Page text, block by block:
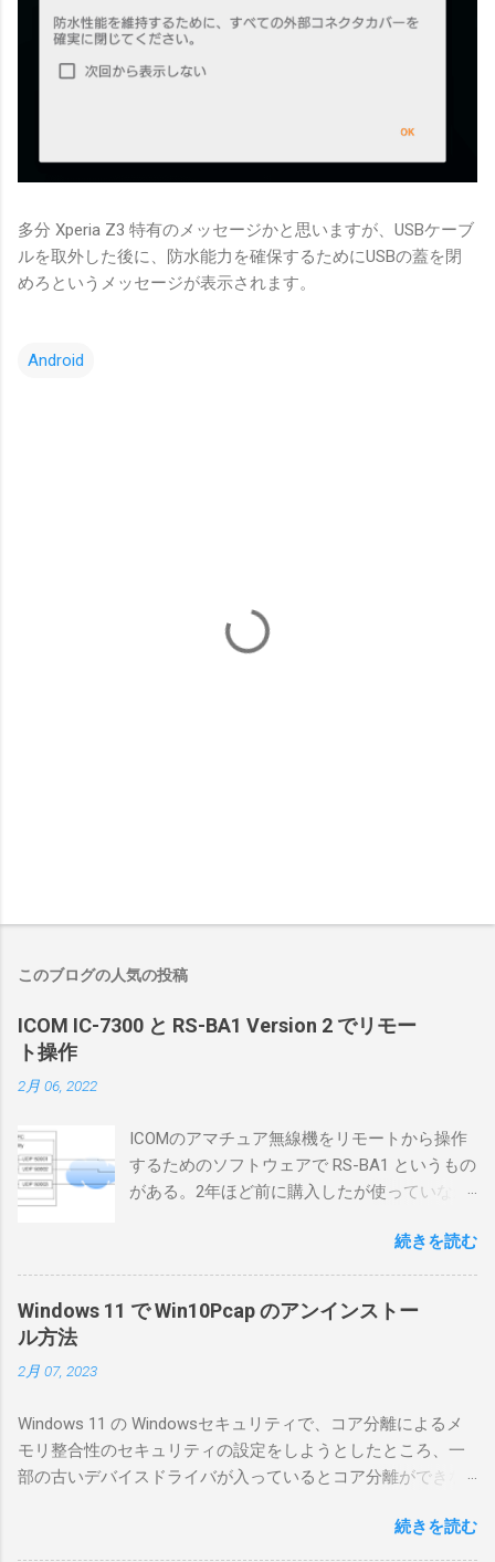
多分 Xperia Z3 特有のメッセージかと思いますが、USBケーブ
ルを取外した後に、防水能力を確保するためにUSBの蓋を閉
めろというメッセージが表示されます。
Android
このブログの人気の投稿
ICOM IC-7300 と RS-BA1 Version 2 でリモー
ト操作
2月 06, 2022
ICOMのアマチュア無線機をリモートから操作
するためのソフトウェアで RS-BA1 というもの
がある。2年ほど前に購入したが使っていなか
としているので、リモートから操作できる無
線局構築のために、真面目に使ってみること
にした。 市販のソフトウェアだから簡単に動
くだろうと思ったのだが、ちっともそんなに
合は、下記のこれらものが必要である ICOMの
無線機。 今回は私が持っているIC-7300を使
う。 無線機側(サーバ側) のWindows PC。 今
を入れて使っている。 TPMとか入っているの
続きを読む
Windows 11 で Win10Pcap のアンインストー
ル方法
2月 07, 2023
Windows 11 の Windowsセキュリティで、コア分離によるメ
モリ整合性のセキュリティの設定をしようとしたところ、一
部の古いデバイスドライバが入っているとコア分離ができな
で利用する Win10Pcap.sys が入っているためにコア分離がで
きないとエラーが出ておりました。 アンインストールのプロ
続きを読む